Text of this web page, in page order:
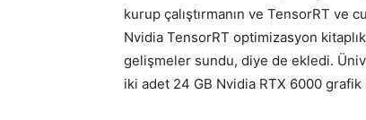
kurup çalıştırmanın ve TensorRT ve
Nvidia TensorRT optimizasyon
gelişmeler sundu, diye de ekledi.
iki adet 24 GB Nvidia RTX 6000